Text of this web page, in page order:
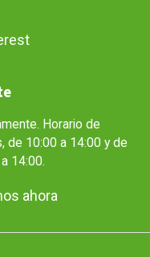
Horario de
de 10:00 a 14:00 y de
14:00.
ahora